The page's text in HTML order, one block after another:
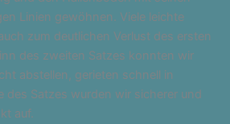
Linien gewöhnen. Viele leichte
zum deutlichen Verlust des ersten
des zweiten Satzes konnten wir
abstellen, gerieten schnell in
des Satzes wurden wir sicherer und
auf.